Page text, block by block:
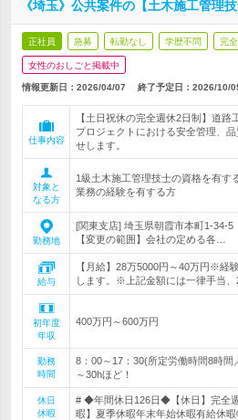
《埼玉》公共案件の【土木施工管理技
正社員 急募 転勤なし 学歴不問 完
女性のおしごと掲載中
情報更新日：2026/04/07 終了予定日： 2026/10/
仕事内容
【土日祝休の完全週休2日制】道
プロジェクトにおける安全管理、
せします。
対象と
なる方
1級土木施工管理技士の資格を有す
業務の経験を有する方
勤務地
[関東支店] 埼玉県朝霞市本町1-34-5
【変更の範囲】会社の定める各…
給与
【月給】28万5000円～40万円※経
します。※上記金額には一律手当
初年度
年収
400万円～600万円
勤務
時間
8：00～17：30(所定労働時間8時
～30hほど！
休日
休暇
# ◆年間休日126日◆【休日】完全
暇】夏季休暇年末年始休暇有給休暇